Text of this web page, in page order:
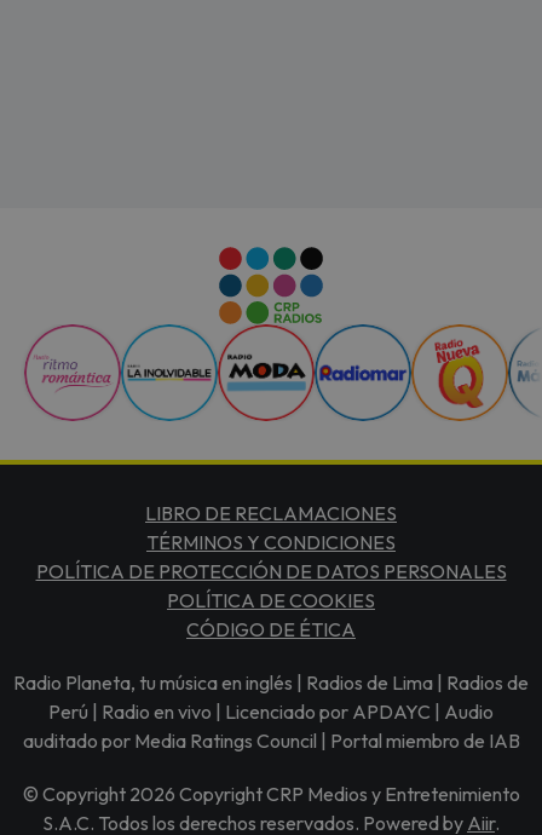
LIBRO DE RECLAMACIONES
TÉRMINOS Y CONDICIONES
POLÍTICA DE PROTECCIÓN DE DATOS PERSONALES
POLÍTICA DE COOKIES
CÓDIGO DE ÉTICA
Radio Planeta, tu música en inglés | Radios de Lima | Radios de
Perú | Radio en vivo | Licenciado por APDAYC | Audio
auditado por Media Ratings Council | Portal miembro de IAB
© Copyright 2026 Copyright CRP Medios y Entretenimiento
S.A.C. Todos los derechos reservados. Powered by Aiir.